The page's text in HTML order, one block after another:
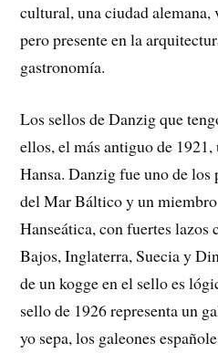
cultural, una ciudad alemana,
pero presente en la
gastronomía.
Los sellos de Danzig que
ellos, el más antiguo de
Hansa. Danzig fue uno de
del Mar Báltico y un
Hanseática, con fuertes lazos
Bajos, Inglaterra, Suecia y
de un kogge en el sello es
sello de 1926 representa un
yo sepa, los galeones